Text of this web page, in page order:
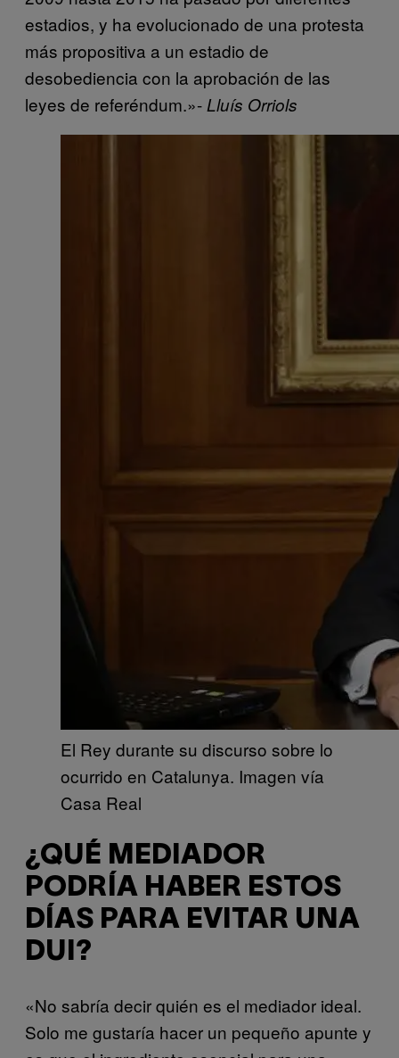
estadios, y ha evolucionado de una protesta
más propositiva a un estadio de
desobediencia con la aprobación de las
leyes de referéndum.»-Lluís Orriols
El Rey durante su discurso sobre lo
ocurrido en Catalunya. Imagen vía
Casa Real
¿QUÉ MEDIADOR
PODRÍA HABER ESTOS
DÍAS PARA EVITAR UNA
DUI?
«No sabría decir quién es el mediador ideal.
Solo me gustaría hacer un pequeño apunte y